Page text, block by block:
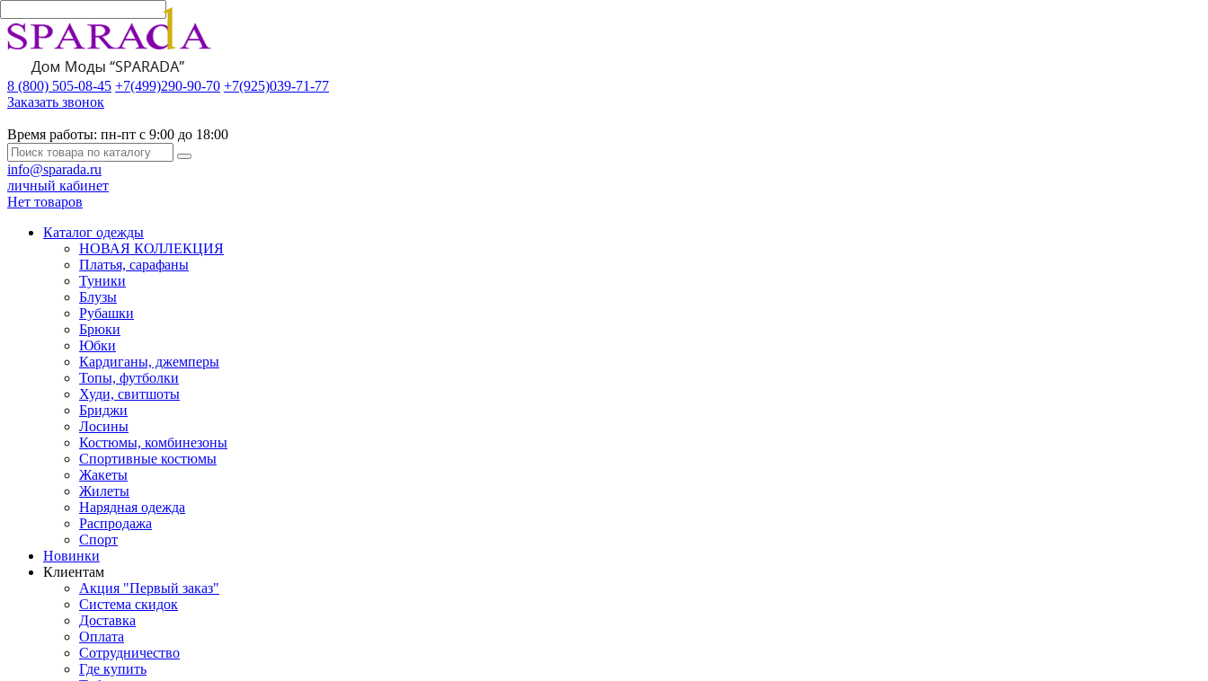
8 (800) 505-08-45 +7(499)290-90-70 +7(925)039-71-77
Заказать звонок
Время работы: пн-пт с 9:00 до 18:00
info@sparada.ru
личный кабинет
Нет товаров
Каталог одежды
НОВАЯ КОЛЛЕКЦИЯ
Платья, сарафаны
Туники
Блузы
Рубашки
Брюки
Юбки
Кардиганы, джемперы
Топы, футболки
Худи, свитшоты
Бриджи
Лосины
Костюмы, комбинезоны
Спортивные костюмы
Жакеты
Жилеты
Нарядная одежда
Распродажа
Спорт
Новинки
Клиентам
Акция "Первый заказ"
Система скидок
Доставка
Оплата
Сотрудничество
Где купить